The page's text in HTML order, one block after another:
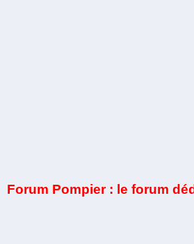
Forum Pompier : le forum